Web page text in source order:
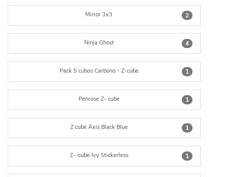
2
Mirror 3x3
4
Ninja Ghost
1
Pack 5 cubos Carbono - Z-cube
1
Penrose Z- cube
1
Z cube Axis Black Blue
1
Z--cube Ivy Stickerless